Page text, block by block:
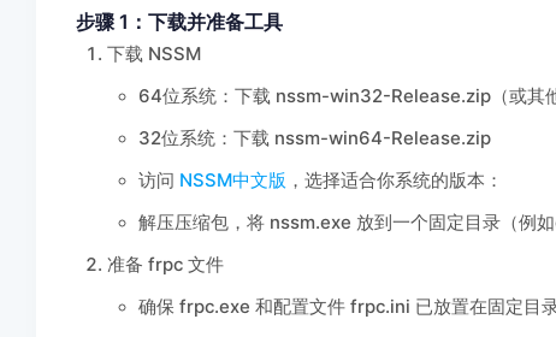
步骤 1：下载并准备工具
下载 NSSM
64位系统：下载 nssm-win32-Release.zip（或其他
32位系统：下载 nssm-win64-Release.zip
访问 NSSM中文版 ，选择适合你系统的版本：
解压压缩包，将 nssm.exe 放到一个固定目录（例
准备 frpc 文件
确保 frpc.exe 和配置文件 frpc.ini 已放置在固定目